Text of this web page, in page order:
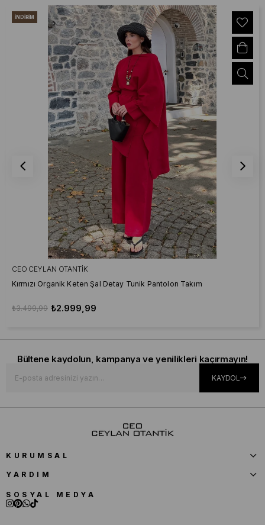
CEO CEYLAN OTANTIK
Kırmızı Organik Keten Şal Detay Tunik Pantolon Takım
₺2.999,99
₺3.499,99
İNDIRIM
Bültene kaydolun, kampanya ve yenilikleri kaçırmayın!
KAYDOL
KURUMSAL
YARDIM
SOSYAL MEDYA